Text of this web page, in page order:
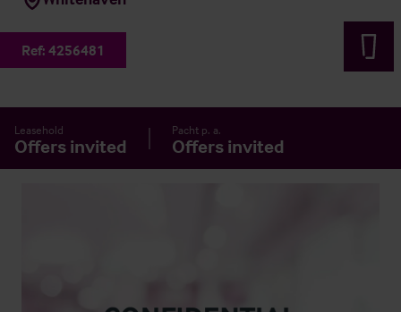
Ref: 4256481
Leasehold
Offers invited
Pacht p. a.
Offers invited